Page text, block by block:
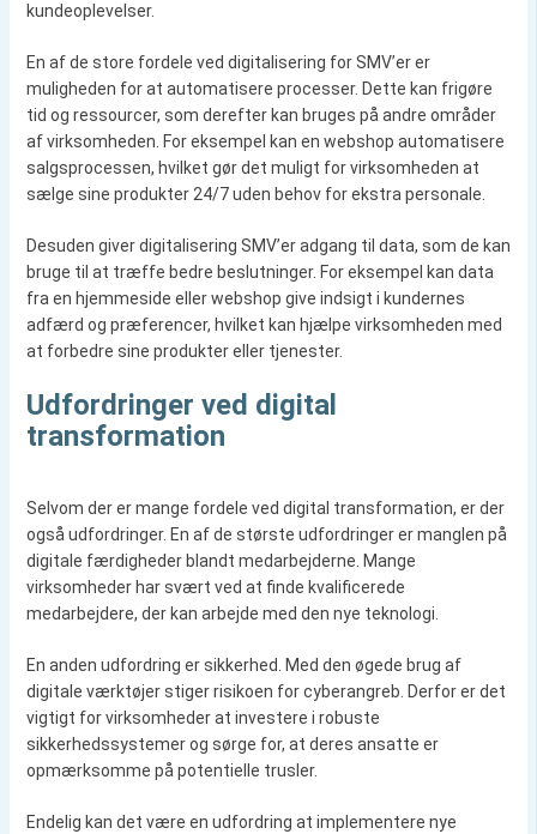
kundeoplevelser.
En af de store fordele ved digitalisering for SMV’er er
muligheden for at automatisere processer. Dette kan frigøre
tid og ressourcer, som derefter kan bruges på andre områder
af virksomheden. For eksempel kan en webshop automatisere
salgsprocessen, hvilket gør det muligt for virksomheden at
sælge sine produkter 24/7 uden behov for ekstra personale.
Desuden giver digitalisering SMV’er adgang til data, som de kan
bruge til at træffe bedre beslutninger. For eksempel kan data
fra en hjemmeside eller webshop give indsigt i kundernes
adfærd og præferencer, hvilket kan hjælpe virksomheden med
at forbedre sine produkter eller tjenester.
Udfordringer ved digital
transformation
Selvom der er mange fordele ved digital transformation, er der
også udfordringer. En af de største udfordringer er manglen på
digitale færdigheder blandt medarbejderne. Mange
virksomheder har svært ved at finde kvalificerede
medarbejdere, der kan arbejde med den nye teknologi.
En anden udfordring er sikkerhed. Med den øgede brug af
digitale værktøjer stiger risikoen for cyberangreb. Derfor er det
vigtigt for virksomheder at investere i robuste
sikkerhedssystemer og sørge for, at deres ansatte er
opmærksomme på potentielle trusler.
Endelig kan det være en udfordring at implementere nye